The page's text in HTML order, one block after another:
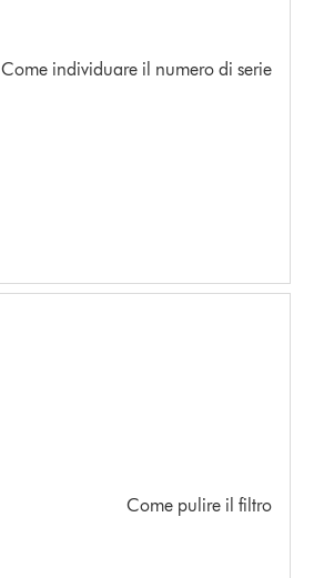
Come individuare il numero di serie
Come pulire il filtro